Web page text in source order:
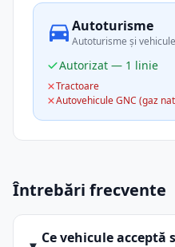
Autoturisme
Autoturisme și
Autorizat — 1 linie
Tractoare
Autovehicule GNC (gaz
Întrebări frecvente
Ce vehicule acceptă